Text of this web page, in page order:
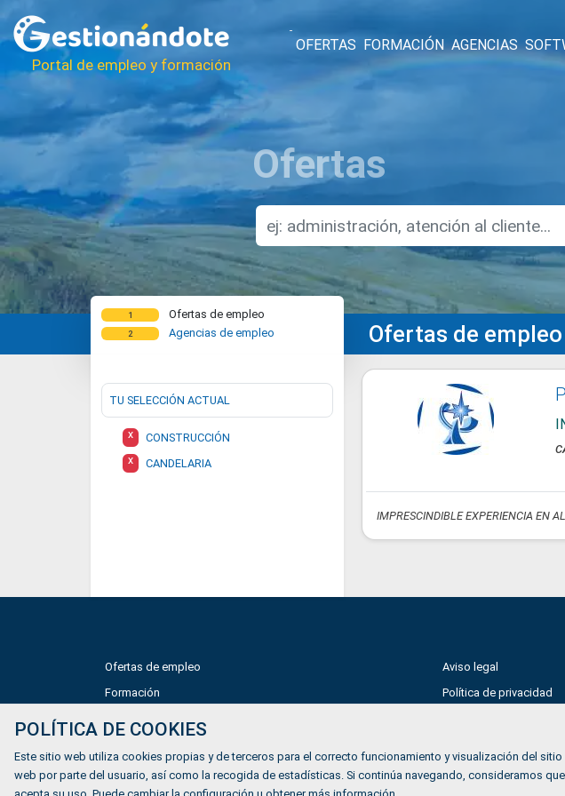
Portal de empleo y formación
OFERTAS FORMACIÓN AGENCIAS
Ofertas
1 Ofertas de empleo
2 Agencias de empleo Ofertas de
TU SELECCIÓN ACTUAL
X CONSTRUCCIÓN
X CANDELARIA
IMPRESCINDIBLE EXPERIENCIA EN
Ofertas de empleo
Formación
Quiénes somos
Aviso legal
Política de privacidad
Contacto
POLÍTICA DE COOKIES
Este sitio web utiliza cookies propias y de terceros para el correcto funcionamiento y visualización del sitio
web por parte del usuario, así como la recogida de estadísticas. Si continúa navegando, consideramos que